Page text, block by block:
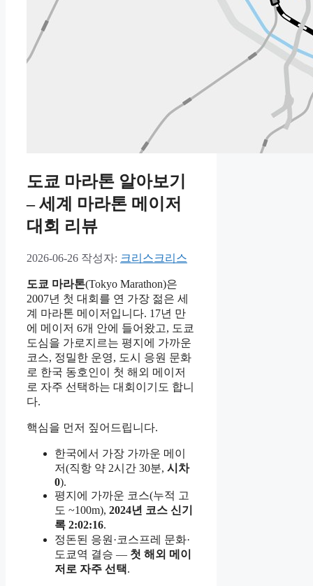
도쿄 마라톤 알아보기
– 세계 마라톤 메이저
대회 리뷰
2026-06-26 작성자: 크리스크리스
도쿄 마라톤(Tokyo Marathon)은
2007년 첫 대회를 연 가장 젊은 세
계 마라톤 메이저입니다. 17년 만
에 메이저 6개 안에 들어왔고, 도쿄
도심을 가로지르는 평지에 가까운
코스, 정밀한 운영, 도시 응원 문화
로 한국 동호인이 첫 해외 메이저
로 자주 선택하는 대회이기도 합니
다.
핵심을 먼저 짚어드립니다.
한국에서 가장 가까운 메이
저(직항 약 2시간 30분, 시차
0).
평지에 가까운 코스(누적 고
도 ~100m), 2024년 코스 신기
록 2:02:16.
정돈된 응원·코스프레 문화·
도쿄역 결승 — 첫 해외 메이
저로 자주 선택.